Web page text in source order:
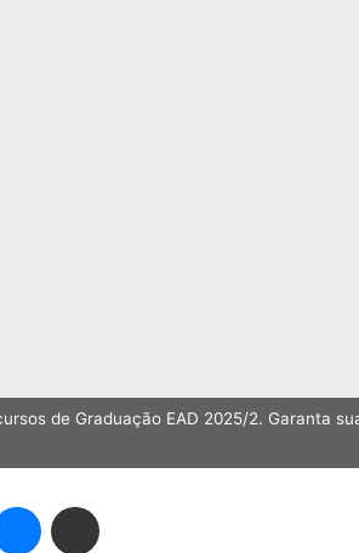
de Graduação EAD 2025/2. Garanta